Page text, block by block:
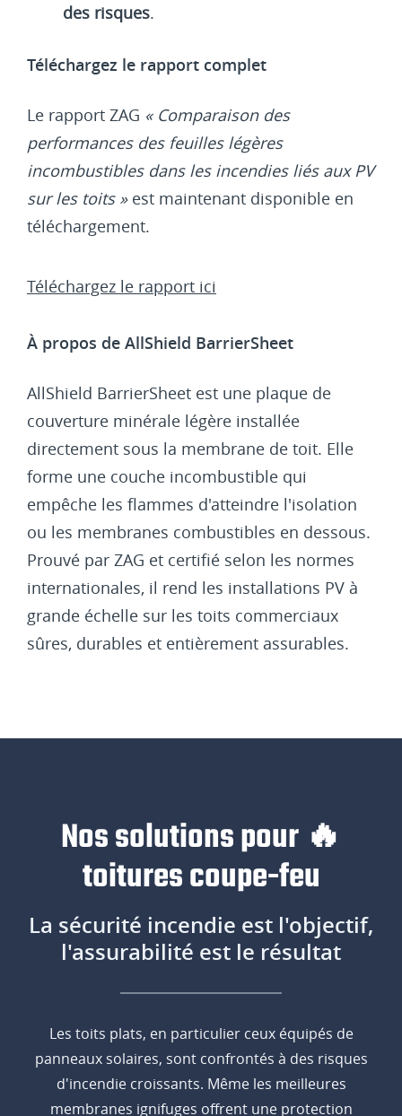
des risques.
Téléchargez le rapport complet
Le rapport ZAG « Comparaison des
performances des feuilles légères
incombustibles dans les incendies liés aux PV
sur les toits »est maintenant disponible en
téléchargement.
Téléchargez le rapport ici
À propos de AllShield BarrierSheet
AllShield BarrierSheet est une plaque de
couverture minérale légère installée
directement sous la membrane de toit. Elle
forme une couche incombustible qui
empêche les flammes d'atteindre l'isolation
ou les membranes combustibles en dessous.
Prouvé par ZAG et certifié selon les normes
internationales, il rend les installations PV à
grande échelle sur les toits commerciaux
sûres, durables et entièrement assurables.
Nos solutions pour 🔥
toitures coupe-feu
La sécurité incendie est l'objectif,
l'assurabilité est le résultat
Les toits plats, en particulier ceux équipés de
panneaux solaires, sont confrontés à des risques
d'incendie croissants. Même les meilleures
membranes ignifuges offrent une protection